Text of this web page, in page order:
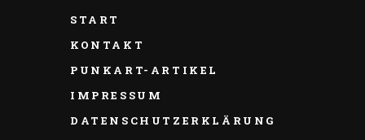
START
KONTAKT
PUNKART-ARTIKEL
IMPRESSUM
DATENSCHUTZERKLÄRUNG